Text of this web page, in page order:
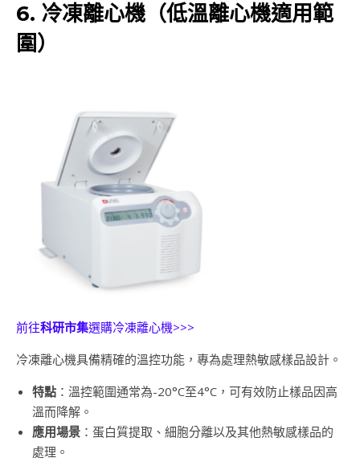
6. 冷凍離心機（低溫離心機適用範
圍）
前往科研市集選購冷凍離心機>>>
冷凍離心機具備精確的溫控功能，專為處理熱敏感樣品設計。
特點 ：溫控範圍通常為-20°C至4°C，可有效防止樣品因高
溫而降解。
應用場景 ：蛋白質提取、細胞分離以及其他熱敏感樣品的
處理。